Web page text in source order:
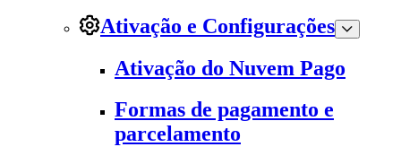
Ativação e Configurações
Ativação do Nuvem Pago
Formas de pagamento e
parcelamento